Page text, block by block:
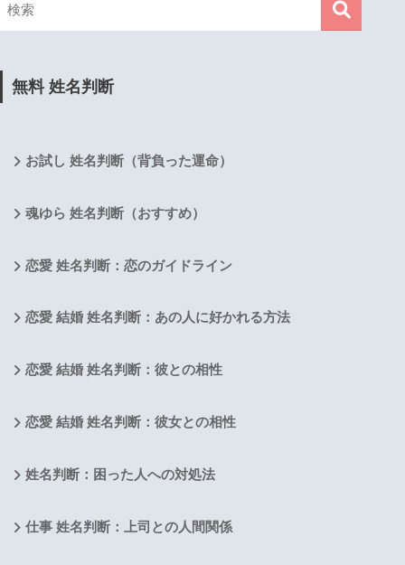
無料 姓名判断
お試し 姓名判断（背負った運命）
魂ゆら 姓名判断（おすすめ）
恋愛 姓名判断：恋のガイドライン
恋愛 結婚 姓名判断：あの人に好かれる方法
恋愛 結婚 姓名判断：彼との相性
恋愛 結婚 姓名判断：彼女との相性
姓名判断：困った人への対処法
仕事 姓名判断：上司との人間関係